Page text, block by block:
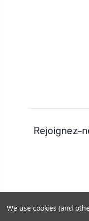
Rejoignez-
Horo Depôt
We use cookies (and